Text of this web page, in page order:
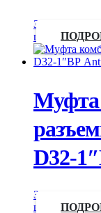
Запросить
цену
Муфта
D32-
Запросить
цену